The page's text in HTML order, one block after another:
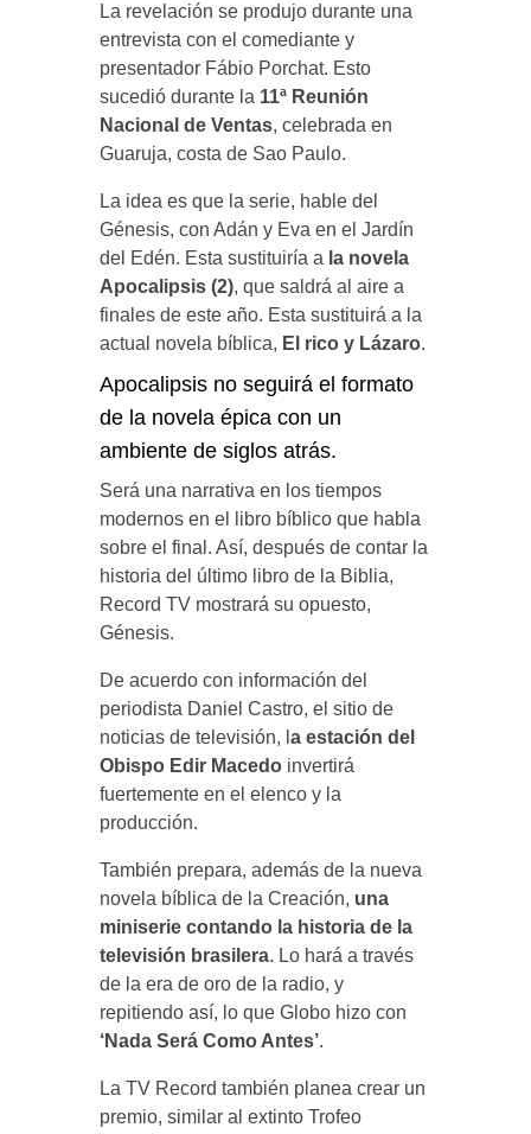
La revelación se produjo durante una
entrevista con el comediante y
presentador Fábio Porchat. Esto
sucedió durante la 11ª Reunión
Nacional de Ventas, celebrada en
Guaruja, costa de Sao Paulo.
La idea es que la serie, hable del
Génesis, con Adán y Eva en el Jardín
del Edén. Esta sustituiría a la novela
Apocalipsis (2), que saldrá al aire a
finales de este año. Esta sustituirá a la
actual novela bíblica, El rico y Lázaro.
Apocalipsis no seguirá el formato
de la novela épica con un
ambiente de siglos atrás.
Será una narrativa en los tiempos
modernos en el libro bíblico que habla
sobre el final. Así, después de contar la
historia del último libro de la Biblia,
Record TV mostrará su opuesto,
Génesis.
De acuerdo con información del
periodista Daniel Castro, el sitio de
noticias de televisión, l a estación del
Obispo Edir Macedo invertirá
fuertemente en el elenco y la
producción.
También prepara, además de la nueva
novela bíblica de la Creación, una
miniserie contando la historia de la
televisión brasilera. Lo hará a través
de la era de oro de la radio, y
repitiendo así, lo que Globo hizo con
‘Nada Será Como Antes’.
La TV Record también planea crear un
premio, similar al extinto Trofeo